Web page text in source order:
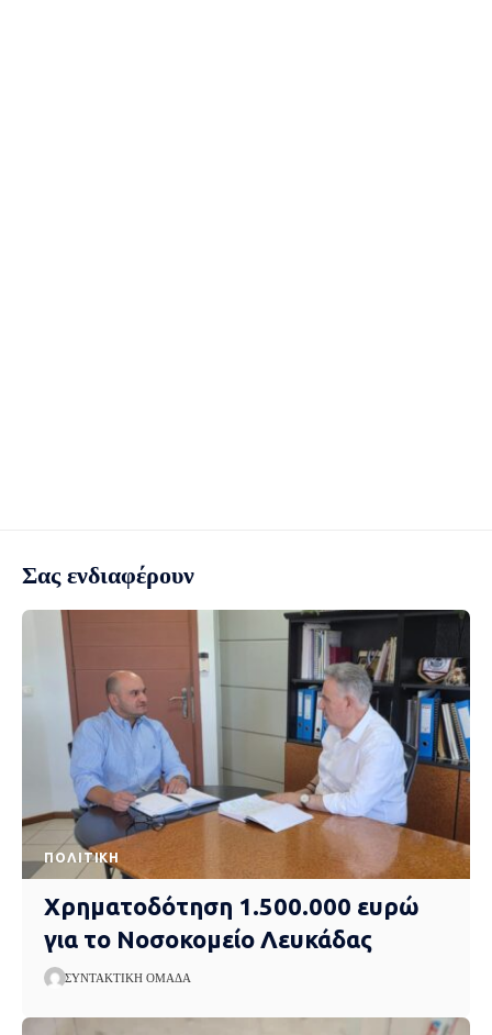
Σας ενδιαφέρουν
ΠΟΛΙΤΙΚΉ
Χρηματοδότηση 1.500.000 ευρώ
για το Νοσοκομείο Λευκάδας
ΣΥΝΤΑΚΤΙΚΉ ΟΜΆΔΑ